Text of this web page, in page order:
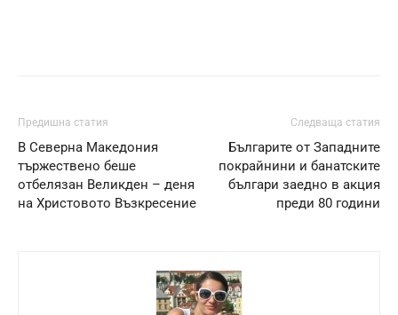
Предишна статия
В Северна Македония
тържествено беше
отбелязан Великден – деня
на Христовото Възкресение
Следваща статия
Българите от Западните
покрайнини и банатските
българи заедно в акция
преди 80 години